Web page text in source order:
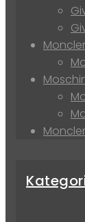
Moncler